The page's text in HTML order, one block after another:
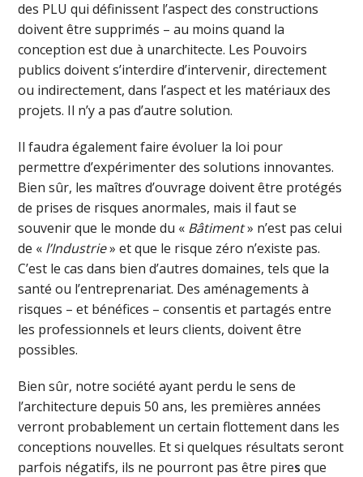
des PLU qui définissent l’aspect des constructions
doivent être supprimés – au moins quand la
conception est due à unarchitecte. Les Pouvoirs
publics doivent s’interdire d’intervenir, directement
ou indirectement, dans l’aspect et les matériaux des
projets. Il n’y a pas d’autre solution.
Il faudra également faire évoluer la loi pour
permettre d’expérimenter des solutions innovantes.
Bien sûr, les maîtres d’ouvrage doivent être protégés
de prises de risques anormales, mais il faut se
souvenir que le monde du « Bâtiment» n’est pas celui
de « l’Industrie» et que le risque zéro n’existe pas.
C’est le cas dans bien d’autres domaines, tels que la
santé ou l’entreprenariat. Des aménagements à
risques – et bénéfices – consentis et partagés entre
les professionnels et leurs clients, doivent être
possibles.
Bien sûr, notre société ayant perdu le sens de
l’architecture depuis 50 ans, les premières années
verront probablement un certain flottement dans les
conceptions nouvelles. Et si quelques résultats seront
parfois négatifs, ils ne pourront pas être pires que